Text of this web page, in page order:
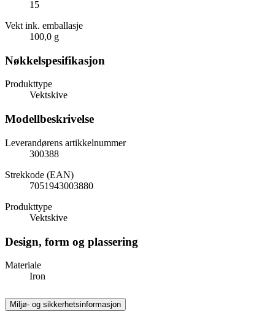
15
Vekt ink. emballasje
100,0 g
Nøkkelspesifikasjon
Produkttype
Vektskive
Modellbeskrivelse
Leverandørens artikkelnummer
300388
Strekkode (EAN)
7051943003880
Produkttype
Vektskive
Design, form og plassering
Materiale
Iron
Miljø- og sikkerhetsinformasjon